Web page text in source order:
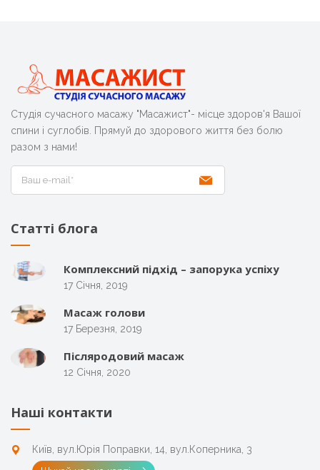
Студія сучасного масажу "Масажист"- місце здоров'я Вашої
спини і суглобів. Прямуй до здорового життя без болю
разом з нами!
Статті блога
Комплексний підхід – запорука успіху
17 Січня, 2019
Масаж голови
17 Березня, 2019
Післяродовий масаж
12 Січня, 2020
Наші контакти
Київ, вул.Юрія Поправки, 14, вул.Коперника, 3